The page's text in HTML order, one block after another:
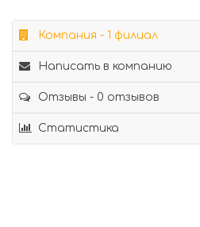
Компания - 1 филиал
Написать в компанию
Отзывы - 0 отзывов
Статистика